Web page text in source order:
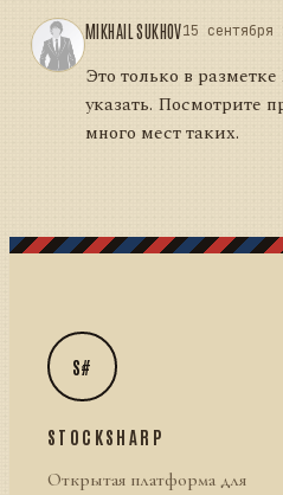
MIKHAIL SUKHOV15 сентября
Это только в
указать. Посмотрите
много мест таких.
S#
STOCKSHARP
Открытая платформа для